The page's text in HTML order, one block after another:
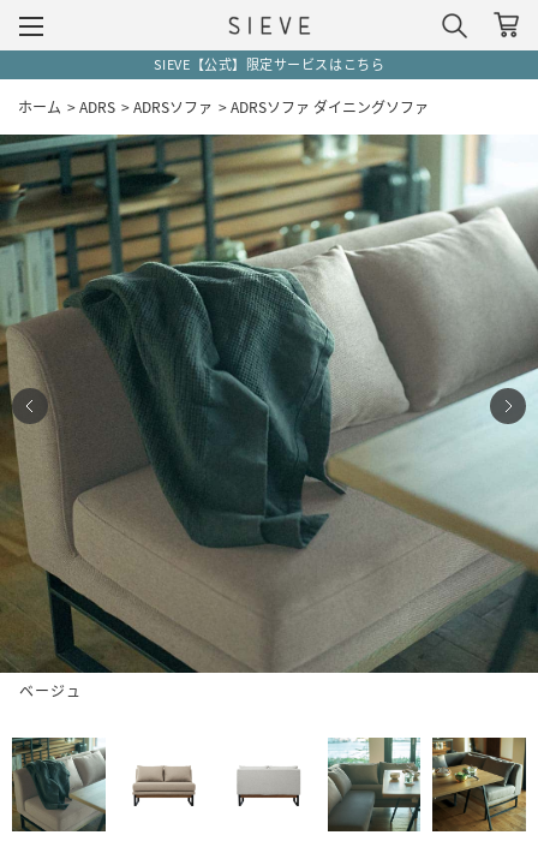
SIEVE【公式】限定サービスはこちら
ホーム >ADRS >ADRSソファ >ADRSソファ ダイニングソファ
ベージュ